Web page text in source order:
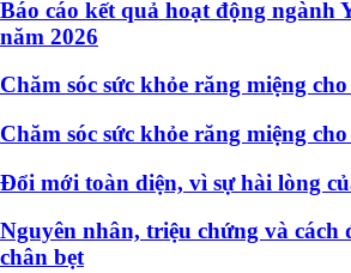
Báo cáo kết quả hoạt động ngành
năm 2026
Chăm sóc sức khỏe răng miệng
Chăm sóc sức khỏe răng miệng
Đổi mới toàn diện, vì sự hài lòng
Nguyên nhân, triệu chứng và cách
chân bẹt